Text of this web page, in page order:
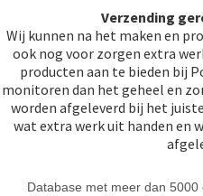
Verzending
Wij kunnen na het maken en
ook nog voor zorgen extra
producten aan te bieden bij
monitoren dan het geheel en
worden afgeleverd bij het
wat extra werk uit handen en
Database met meer dan 5000